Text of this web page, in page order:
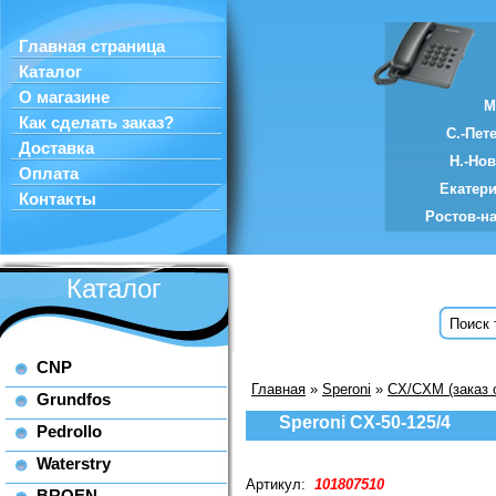
Главная страница
Каталог
О магазине
Как сделать заказ?
Доставка
Оплата
Контакты
С.-
Н.-
Ростов-
Каталог
CNP
Grundfos
Pedrollo
Waterstry
Главная » Speroni » CX/CXM (заказ
Speroni CX-50-125/4
Артикул: 101807510